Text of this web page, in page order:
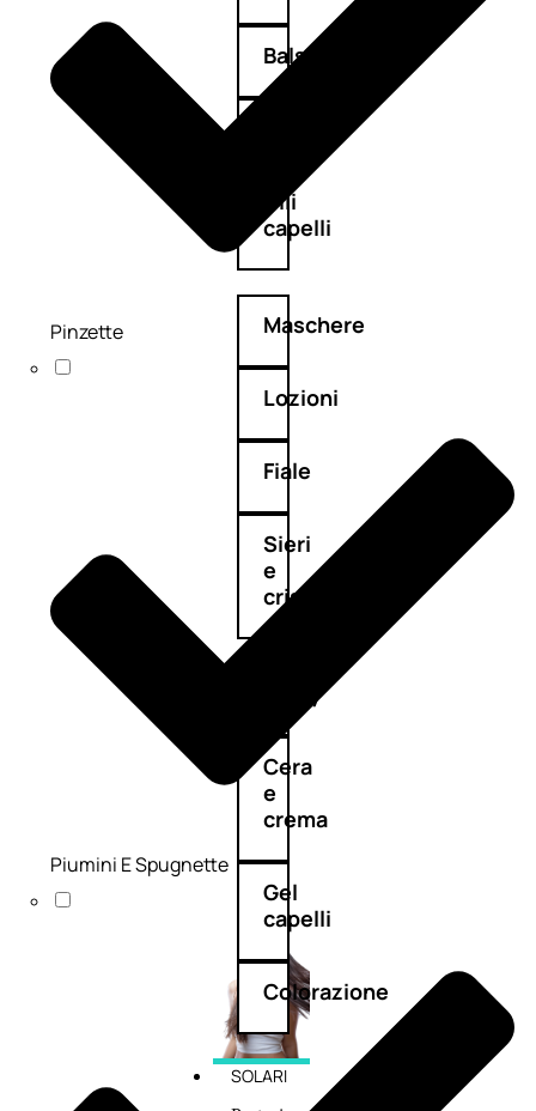
Balsamo
Olii
capelli
Maschere
Lozioni
Fiale
Sieri
e
cristalli
Spray
Cera
e
crema
Gel
capelli
Colorazione
SOLARI
Pinzette
Piumini E Spugnette